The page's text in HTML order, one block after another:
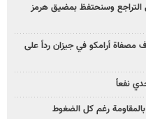
التراجع وسنحتفظ بمضيق هرمز
مصفاة أرامكو في جيزان رداً على
نفعاً
رغم كل الضغوط